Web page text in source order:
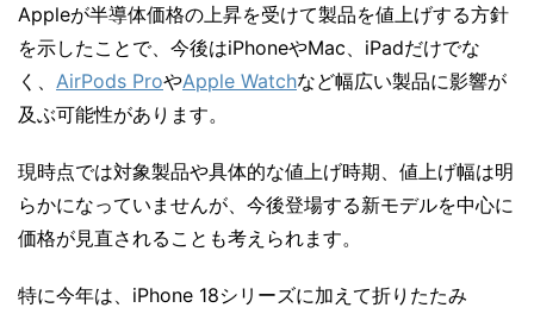
Appleが半導体価格の上昇を受けて製品を値上げする方針
を示したことで、今後はiPhoneやMac、iPadだけでな
く、 AirPods ProやApple Watchなど幅広い製品に影響が
及ぶ可能性があります。
現時点では対象製品や具体的な値上げ時期、値上げ幅は明
らかになっていませんが、今後登場する新モデルを中心に
価格が見直されることも考えられます。
特に今年は、iPhone 18シリーズに加えて折りたたみ